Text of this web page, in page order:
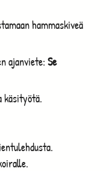
hammaskiveä
ajanviete: Se
käsityötä.